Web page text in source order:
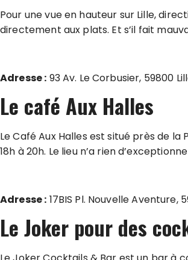
Pour une vue en hauteur sur Lille,
directement aux plats. Et s’il fait
Adresse : 93 Av. Le Corbusier, 59800
Le café Aux Halles
Le Café Aux Halles est situé près de
18h à 20h. Le lieu n’a rien
Adresse : 17BIS Pl. Nouvelle Aventure,
Le Joker pour des